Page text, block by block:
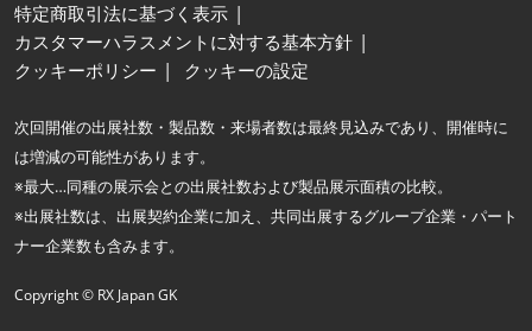
特定商取引法に基づく表示
カスタマーハラスメントに対する基本方針
クッキーポリシー
クッキーの設定
次回開催の出展社数・製品数・来場者数は最終見込みであり、開催時に
は増減の可能性があります。
※最大…同種の展示会との出展社数および製品展示面積の比較。
※出展社数は、出展契約企業に加え、共同出展するグループ企業・パート
ナー企業数も含みます。
Copyright © RX Japan GK